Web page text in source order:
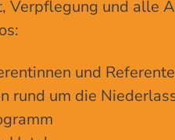
Verpflegung und alle
und
rund um die